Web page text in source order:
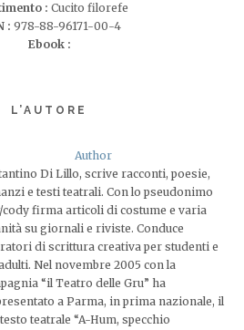
: Cucito filorefe
: 978-88-96171-00-4
Ebook :
L’AUTORE
Di Lillo, scrive racconti, poesie,
e testi teatrali. Con lo pseudonimo
cody firma articoli di costume e varia
su giornali e riviste. Conduce
di scrittura creativa per studenti e
Nel novembre 2005 con la
“il Teatro delle Gru” ha
a Parma, in prima nazionale, il
teatrale “A-Hum, specchio